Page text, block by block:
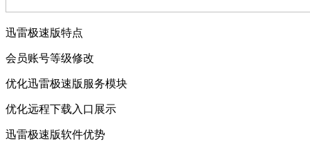
迅雷极速版特点
会员账号等级修改
优化迅雷极速版服务模块
优化远程下载入口展示
迅雷极速版软件优势